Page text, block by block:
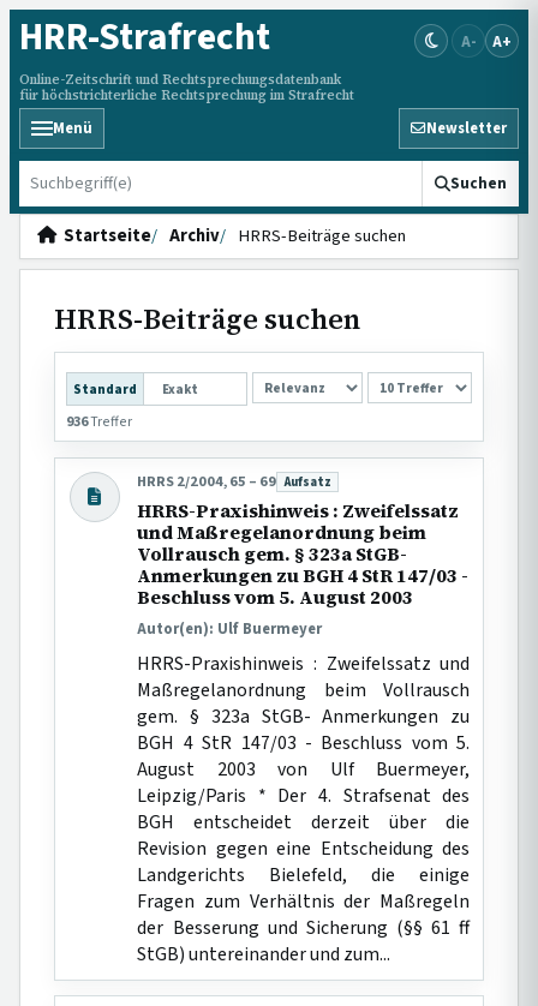
HRR-Strafrecht
Online-Zeitschrift und Rechtsprechungsdatenbank
für höchstrichterliche Rechtsprechung im Strafrecht
A- A+
Menü Newsletter
HRRS durchsuchen Suchen
Startseite Archiv HRRS-Beiträge suchen
HRRS-Beiträge suchen
Standard Exakt
SORTIERUNG
936Treffer
HRRS 2/2004, 65 – 69 Beitragsart:
Aufsatz
HRRS-Praxishinweis : Zweifelssatz
und Maßregelanordnung beim
Vollrausch gem. § 323a StGB-
Anmerkungen zu BGH 4 StR 147/03 -
Beschluss vom 5. August 2003
Autor(en): Ulf Buermeyer
HRRS-Praxishinweis : Zweifelssatz und
Maßregelanordnung beim Vollrausch
gem. § 323a StGB- Anmerkungen zu
BGH 4 StR 147/03 - Beschluss vom 5.
August 2003 von Ulf Buermeyer,
Leipzig/Paris * Der 4. Strafsenat des
BGH entscheidet derzeit über die
Revision gegen eine Entscheidung des
Landgerichts Bielefeld, die einige
Fragen zum Verhältnis der Maßregeln
der Besserung und Sicherung (§§ 61 ff
StGB) untereinander und zum...